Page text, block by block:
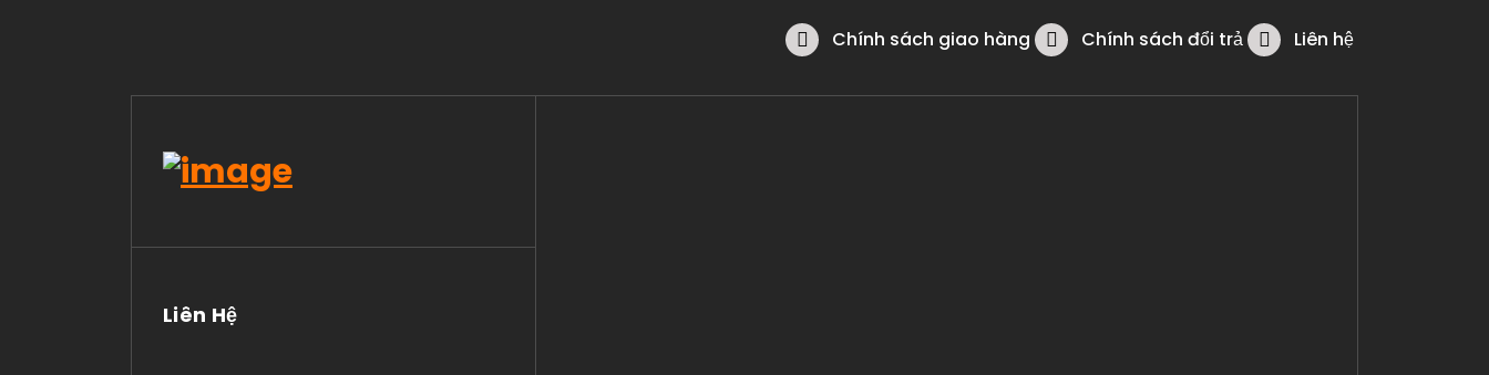
Chính sách giao hàng Chính sách đổi trả Liên hệ
Liên Hệ